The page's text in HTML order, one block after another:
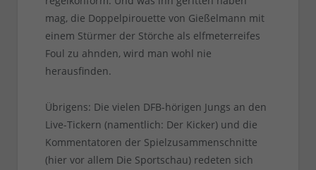
mag, die Doppelpirouette von Gießelmann mit
einem Stürmer der Störche als elfmeterreifes
Foul zu ahnden, wird man wohl nie
herausfinden.
Übrigens: Die vielen DFB-hörigen Jungs an den
Live-Tickern (namentlich: Der Kicker) und die
Kommentatoren der Spielzusammenschnitte
(hier vor allem Die Sportschau) redeten sich